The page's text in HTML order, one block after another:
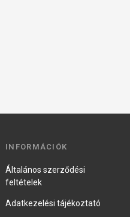
INFORMÁCIÓK
Általános szerződési
feltételek
Adatkezelési tájékoztató